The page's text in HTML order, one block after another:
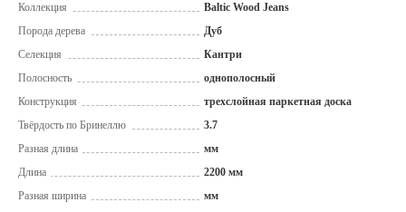
Коллекция
Baltic Wood Jeans
Порода дерева
Дуб
Селекция
Кантри
Полосность
однополосный
Конструкция
трехслойная паркетная доска
Твёрдость по Бринеллю
3.7
Разная длина
мм
Длина
2200 мм
Разная ширина
мм